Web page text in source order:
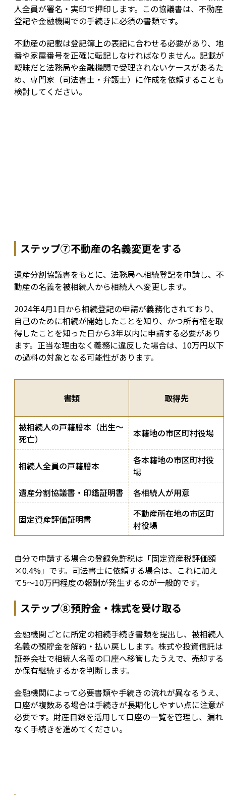
人全員が署名・実印で押印します。この協議書は、不動産
登記や金融機関での手続きに必須の書類です。
不動産の記載は登記簿上の表記に合わせる必要があり、地
番や家屋番号を正確に転記しなければなりません。記載が
曖昧だと法務局や金融機関で受理されないケースがあるた
め、専門家（司法書士・弁護士）に作成を依頼することも
検討してください。
ステップ⑦不動産の名義変更をする
遺産分割協議書をもとに、法務局へ相続登記を申請し、不
動産の名義を被相続人から相続人へ変更します。
2024年4月1日から相続登記の申請が義務化されており、
自己のために相続が開始したことを知り、かつ所有権を取
得したことを知った日から3年以内に申請する必要があり
ます。正当な理由なく義務に違反した場合は、10万円以下
の過料の対象となる可能性があります。
書類 取得先
被相続人の戸籍謄本（出生〜
死亡）
本籍地の市区町村役場
相続人全員の戸籍謄本
各本籍地の市区町村役
場
遺産分割協議書・印鑑証明書
各相続人が用意
固定資産評価証明書
不動産所在地の市区町
村役場
自分で申請する場合の登録免許税は「固定資産税評価額
×0.4%」です。司法書士に依頼する場合は、これに加え
て5〜10万円程度の報酬が発生するのが一般的です。
ステップ⑧預貯金・株式を受け取る
金融機関ごとに所定の相続手続き書類を提出し、被相続人
名義の預貯金を解約・払い戻しします。株式や投資信託は
証券会社で相続人名義の口座へ移管したうえで、売却する
か保有継続するかを判断します。
金融機関によって必要書類や手続きの流れが異なるうえ、
口座が複数ある場合は手続きが長期化しやすい点に注意が
必要です。財産目録を活用して口座の一覧を管理し、漏れ
なく手続きを進めてください。